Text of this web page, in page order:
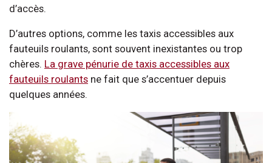
d’accès.
D’autres options, comme les taxis accessibles aux
fauteuils roulants, sont souvent inexistantes ou trop
chères. La grave pénurie de taxis accessibles aux
fauteuils roulants ne fait que s’accentuer depuis
quelques années.